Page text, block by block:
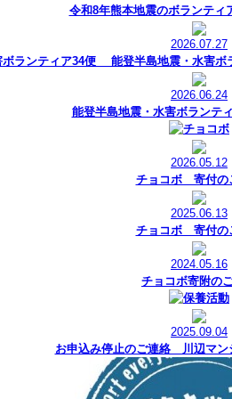
令和8年熊本地震のボランティ
2026.07.27
ボランティア34便 能登半島地震・水害ボ
2026.06.24
能登半島地震・水害ボランテ
2026.05.12
チョコボ 寄付の
2025.06.13
チョコボ 寄付の
2024.05.16
チョコボ寄附の
2025.09.04
お申込み停止のご連絡 川辺マン